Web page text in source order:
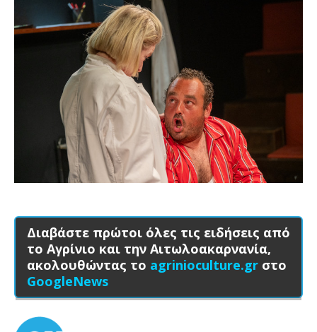
Διαβάστε πρώτοι όλες τις ειδήσεις από
το Αγρίνιο και την Αιτωλοακαρνανία,
ακολουθώντας το agrinioculture.gr στο
GoogleNews